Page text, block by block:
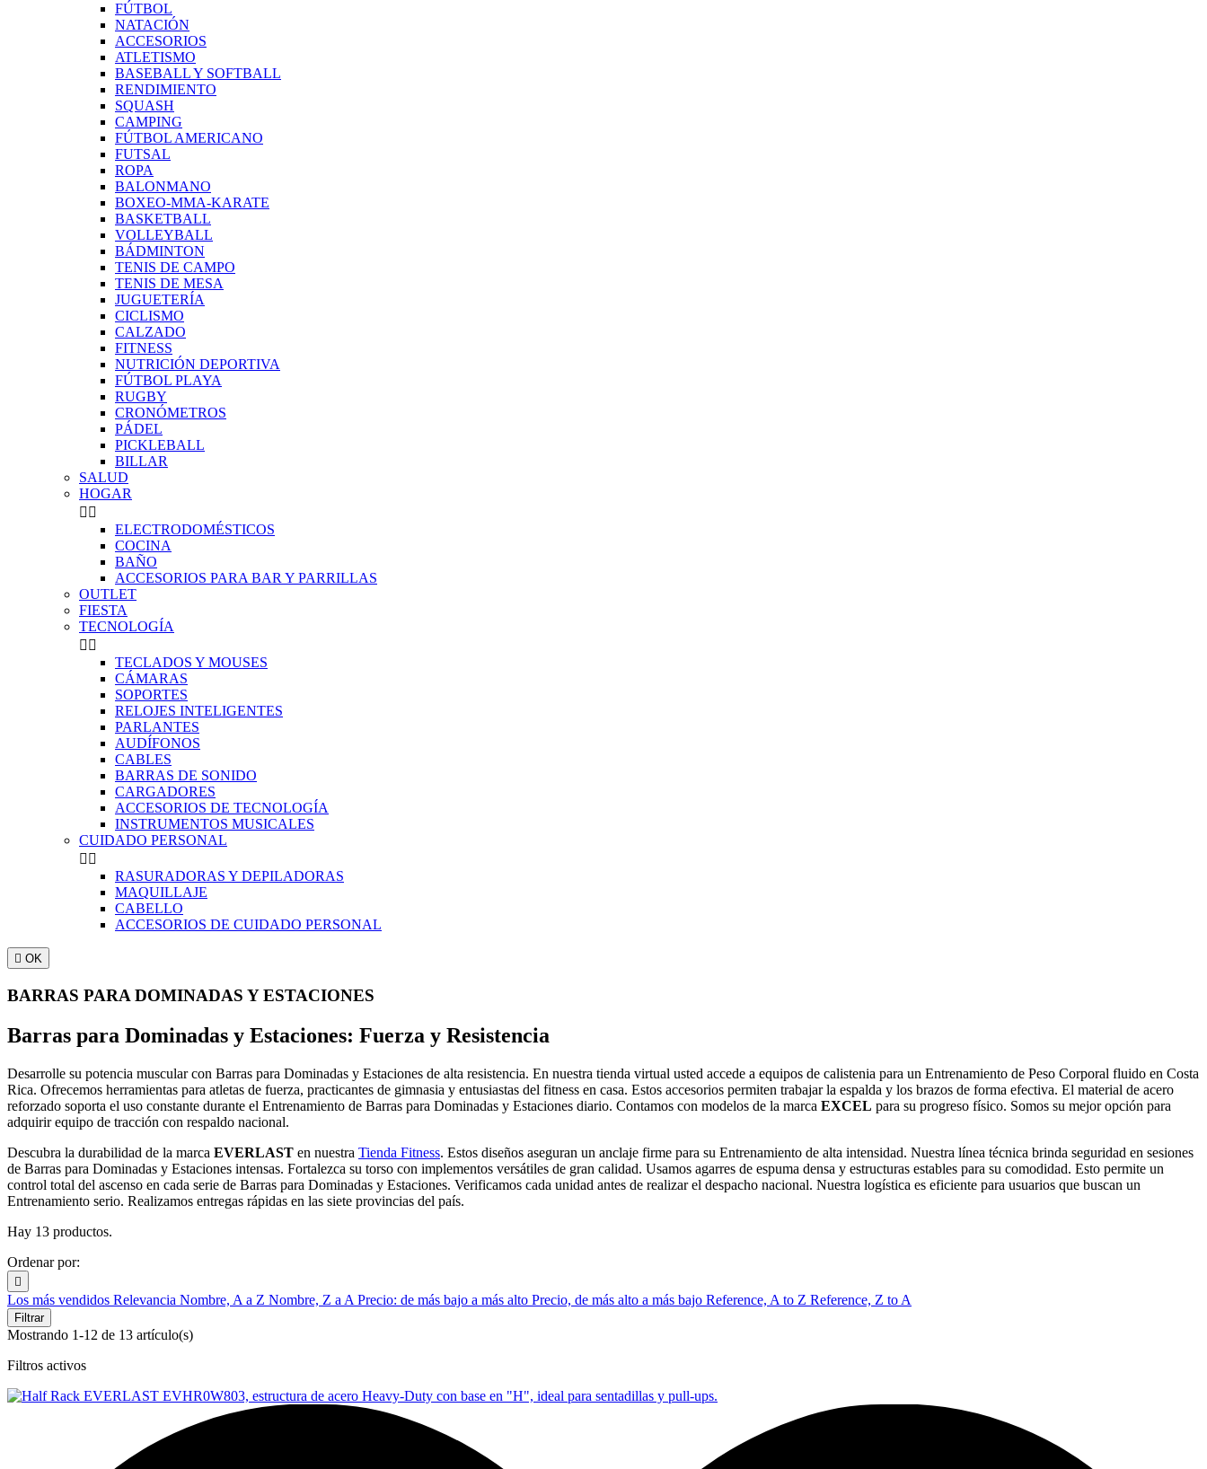
FÚTBOL
NATACIÓN
ACCESORIOS
ATLETISMO
BASEBALL Y SOFTBALL
RENDIMIENTO
SQUASH
CAMPING
FÚTBOL AMERICANO
FUTSAL
ROPA
BALONMANO
BOXEO-MMA-KARATE
BASKETBALL
VOLLEYBALL
BÁDMINTON
TENIS DE CAMPO
TENIS DE MESA
JUGUETERÍA
CICLISMO
CALZADO
FITNESS
NUTRICIÓN DEPORTIVA
FÚTBOL PLAYA
RUGBY
CRONÓMETROS
PÁDEL
PICKLEBALL
BILLAR
SALUD
HOGAR
 
ELECTRODOMÉSTICOS
COCINA
BAÑO
ACCESORIOS PARA BAR Y PARRILLAS
OUTLET
FIESTA
TECNOLOGÍA
 
TECLADOS Y MOUSES
CÁMARAS
SOPORTES
RELOJES INTELIGENTES
PARLANTES
AUDÍFONOS
CABLES
BARRAS DE SONIDO
CARGADORES
ACCESORIOS DE TECNOLOGÍA
INSTRUMENTOS MUSICALES
CUIDADO PERSONAL
 
RASURADORAS Y DEPILADORAS
MAQUILLAJE
CABELLO
ACCESORIOS DE CUIDADO PERSONAL
 OK
BARRAS PARA DOMINADAS Y ESTACIONES
Barras para Dominadas y Estaciones: Fuerza y Resistencia
Desarrolle su potencia muscular con Barras para Dominadas y Estaciones de alta resistencia. En nuestra tienda virtual usted accede a equipos de calistenia para un Entrenamiento de Peso Corporal fluido en Costa
Rica. Ofrecemos herramientas para atletas de fuerza, practicantes de gimnasia y entusiastas del fitness en casa. Estos accesorios permiten trabajar la espalda y los brazos de forma efectiva. El material de acero
reforzado soporta el uso constante durante el Entrenamiento de Barras para Dominadas y Estaciones diario. Contamos con modelos de la marca EXCEL para su progreso físico. Somos su mejor opción para
adquirir equipo de tracción con respaldo nacional.
Descubra la durabilidad de la marca EVERLAST en nuestra Tienda Fitness. Estos diseños aseguran un anclaje firme para su Entrenamiento de alta intensidad. Nuestra línea técnica brinda seguridad en sesiones
de Barras para Dominadas y Estaciones intensas. Fortalezca su torso con implementos versátiles de gran calidad. Usamos agarres de espuma densa y estructuras estables para su comodidad. Esto permite un
control total del ascenso en cada serie de Barras para Dominadas y Estaciones. Verificamos cada unidad antes de realizar el despacho nacional. Nuestra logística es eficiente para usuarios que buscan un
Entrenamiento serio. Realizamos entregas rápidas en las siete provincias del país.
Hay 13 productos.
Ordenar por:

Los más vendidos Relevancia Nombre, A a Z Nombre, Z a A Precio: de más bajo a más alto Precio, de más alto a más bajo Reference, A to Z Reference, Z to A
Filtrar
Mostrando 1-12 de 13 artículo(s)
Filtros activos